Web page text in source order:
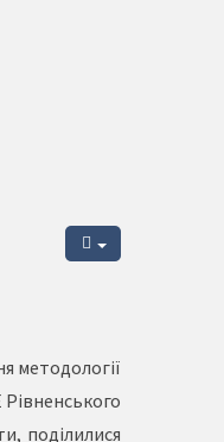
методології
поділилися